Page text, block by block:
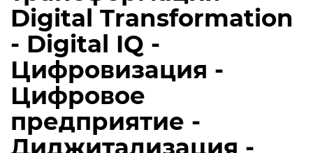
Digital Transformation
- Digital IQ -
Цифровизация -
Цифровое
предприятие -